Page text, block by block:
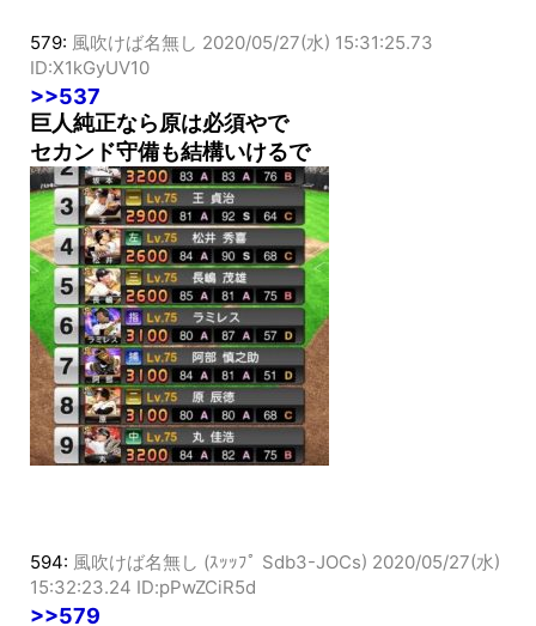
579:風吹けば名無し
ID:X1kGyUV10
>>537
巨人純正なら原は必須やで
セカンド守備も結構いけるで
594:風吹けば名無し (ｽｯｯﾌﾟ Sdb3-JOCs)
15:32:23.24 ID:pPwZCiR5d